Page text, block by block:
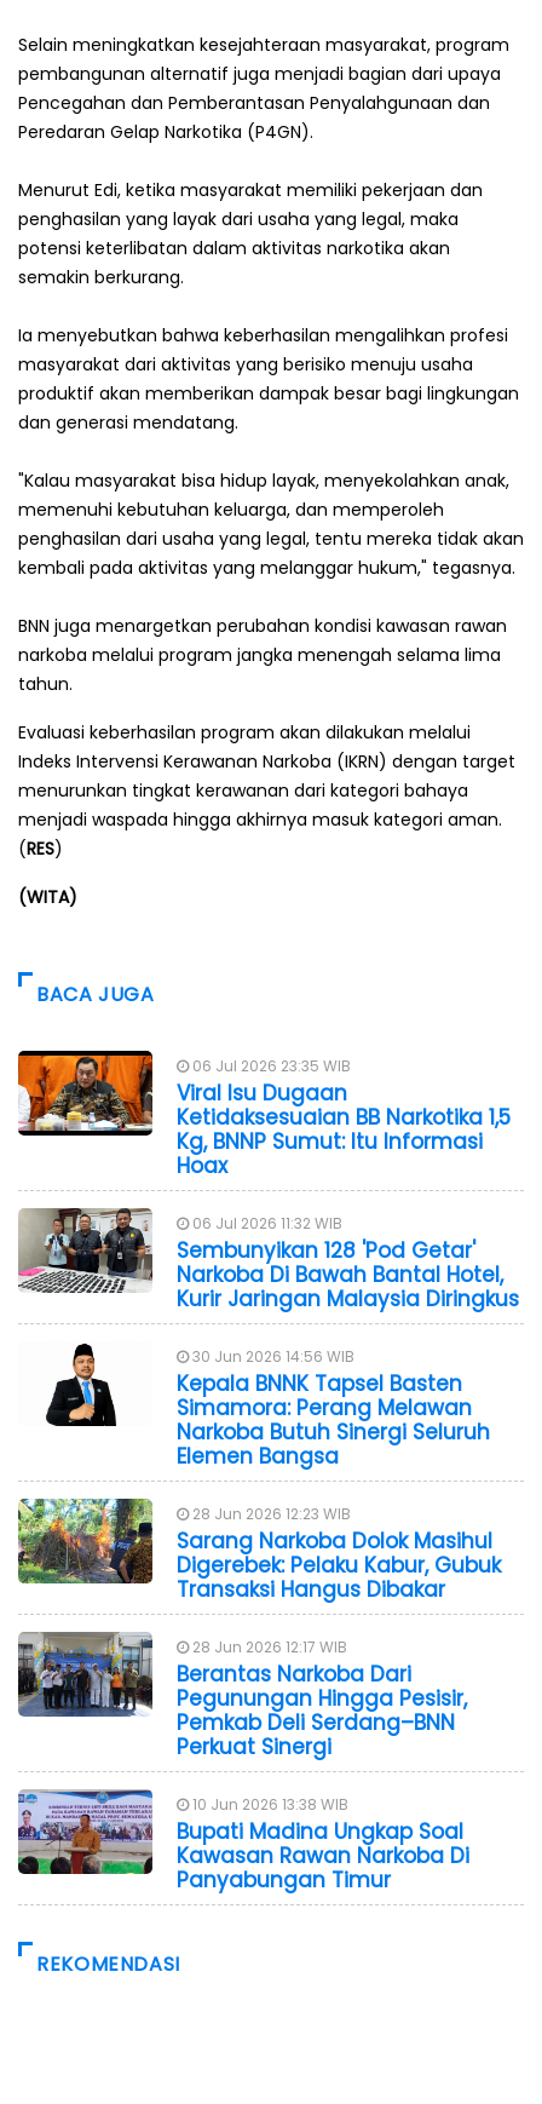
Selain meningkatkan kesejahteraan masyarakat, program
pembangunan alternatif juga menjadi bagian dari upaya
Pencegahan dan Pemberantasan Penyalahgunaan dan
Peredaran Gelap Narkotika (P4GN).
Menurut Edi, ketika masyarakat memiliki pekerjaan dan
penghasilan yang layak dari usaha yang legal, maka
potensi keterlibatan dalam aktivitas narkotika akan
semakin berkurang.
‎Ia menyebutkan bahwa keberhasilan mengalihkan profesi
masyarakat dari aktivitas yang berisiko menuju usaha
produktif akan memberikan dampak besar bagi lingkungan
dan generasi mendatang.
"Kalau masyarakat bisa hidup layak, menyekolahkan anak,
memenuhi kebutuhan keluarga, dan memperoleh
penghasilan dari usaha yang legal, tentu mereka tidak akan
kembali pada aktivitas yang melanggar hukum," tegasnya.
BNN juga menargetkan perubahan kondisi kawasan rawan
narkoba melalui program jangka menengah selama lima
tahun.
Evaluasi keberhasilan program akan dilakukan melalui
Indeks Intervensi Kerawanan Narkoba (IKRN) dengan target
menurunkan tingkat kerawanan dari kategori bahaya
menjadi waspada hingga akhirnya masuk kategori aman.
(RES)
(WITA)
BACA JUGA
06 Jul 2026 23:35 WIB
Viral Isu Dugaan
Ketidaksesuaian BB Narkotika 1,5
Kg, BNNP Sumut: Itu Informasi
Hoax
06 Jul 2026 11:32 WIB
Sembunyikan 128 'Pod Getar'
Narkoba Di Bawah Bantal Hotel,
Kurir Jaringan Malaysia Diringkus
30 Jun 2026 14:56 WIB
Kepala BNNK Tapsel Basten
Simamora: Perang Melawan
Narkoba Butuh Sinergi Seluruh
Elemen Bangsa
28 Jun 2026 12:23 WIB
Sarang Narkoba Dolok Masihul
Digerebek: Pelaku Kabur, Gubuk
Transaksi Hangus Dibakar
28 Jun 2026 12:17 WIB
Berantas Narkoba Dari
Pegunungan Hingga Pesisir,
Pemkab Deli Serdang–BNN
Perkuat Sinergi
10 Jun 2026 13:38 WIB
Bupati Madina Ungkap Soal
Kawasan Rawan Narkoba Di
Panyabungan Timur
REKOMENDASI